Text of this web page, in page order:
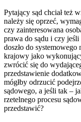
Pytający sąd chciał też
należy się oprzeć,
czy zainteresowana
prawa do sądu i czy
doszło do systemowego
krajowy jako
zwrócić się do
przedstawienie
mógłby odrzucić
sądowego, a jeśli tak –
rzetelnego procesu
przedstawić?